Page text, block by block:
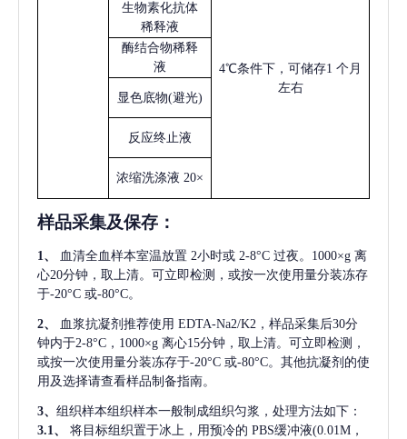
4℃条件下，可储存1 个月
左右
生物素化抗体
稀释液
酶结合物稀释
液
显色底物(避光)
反应终止液
浓缩洗涤液 20×
样品采集及保存 ：
1、 血清全血样本室温放置 2小时或 2-8°C 过夜。1000×g 离
心20分钟，取上清。可立即检测，或按一次使用量分装冻存
于-20°C 或-80°C。
2、 血浆抗凝剂推荐使用 EDTA-Na2/K2，样品采集后30分
钟内于2-8°C，1000×g 离心15分钟，取上清。可立即检测，
或按一次使用量分装冻存于-20°C 或-80°C。其他抗凝剂的使
用及选择请查看样品制备指南。
3、 组织样本组织样本一般制成组织匀浆，处理方法如下：
3.1、
将目标组织置于冰上，用预冷的 PBS缓冲液(0.01M，